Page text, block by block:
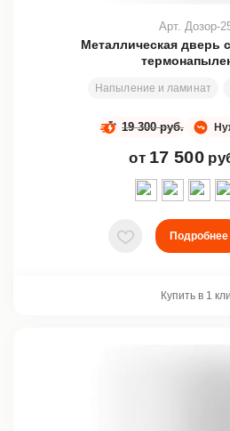
Металлическая дверь
Напыление и ламинат
Арт. Дозор-
19 300 руб.
от 17 500
В избранное
Подробнее
Купить в 1